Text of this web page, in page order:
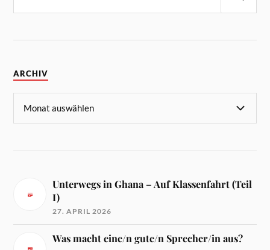
ARCHIV
Unterwegs in Ghana – Auf Klassenfahrt (Teil
I)
27. APRIL 2026
Was macht eine/n gute/n Sprecher/in aus?